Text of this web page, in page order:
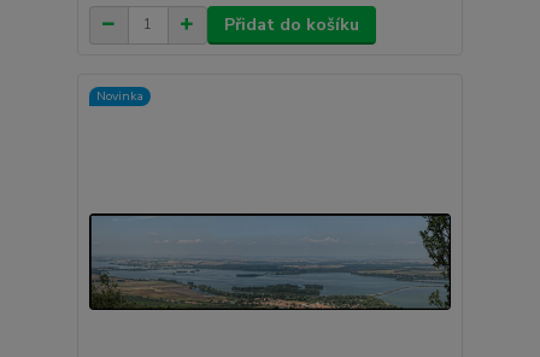
Přidat do košíku
Novinka